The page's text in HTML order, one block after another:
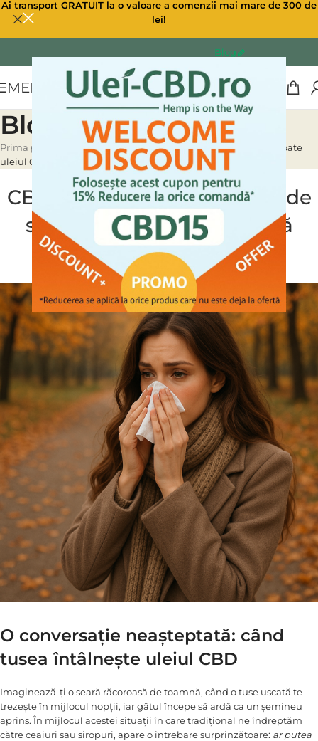
Ai transport GRATUIT la o valoare a comenzii mai mare de 300 de
lei!
Blog
MENU
Blog
Prima pagină Blog» CBD și infecțiile respiratorii de sezon: poate
uleiul CBD să reducă tusea,…
BENEFICII PREVENTIVE ULEI CBD
CBD și infecțiile respiratorii de
sezon: poate uleiul CBD să
reducă tusea,…
Ulei CBD On 23/11/2025
O conversație neașteptată: când
tusea întâlnește uleiul CBD
Imaginează-ți o seară răcoroasă de toamnă, când o tuse uscată te
trezește în mijlocul nopții, iar gâtul începe să ardă ca un șemineu
aprins. În mijlocul acestei situații în care tradițional ne îndreptăm
către ceaiuri sau siropuri, apare o întrebare surprinzătoare: ar putea